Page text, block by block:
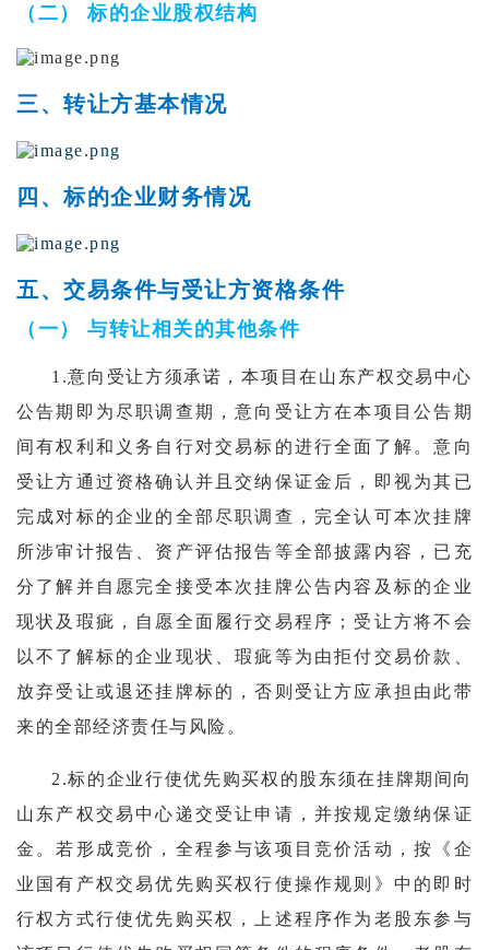
（二） 标的企业股权结构
三、转让方基本情况
四、标的企业财务情况
五、交易条件与受让方资格条件
（一） 与转让相关的其他条件
1.意向受让方须承诺，本项目在山东产权交易中心
公告期即为尽职调查期，意向受让方在本项目公告期
间有权利和义务自行对交易标的进行全面了解。意向
受让方通过资格确认并且交纳保证金后，即视为其已
完成对标的企业的全部尽职调查，完全认可本次挂牌
所涉审计报告、资产评估报告等全部披露内容，已充
分了解并自愿完全接受本次挂牌公告内容及标的企业
现状及瑕疵，自愿全面履行交易程序；受让方将不会
以不了解标的企业现状、瑕疵等为由拒付交易价款、
放弃受让或退还挂牌标的，否则受让方应承担由此带
来的全部经济责任与风险。
2.标的企业行使优先购买权的股东须在挂牌期间向
山东产权交易中心递交受让申请，并按规定缴纳保证
金。若形成竞价，全程参与该项目竞价活动，按《企
业国有产权交易优先购买权行使操作规则》中的即时
行权方式行使优先购买权，上述程序作为老股东参与